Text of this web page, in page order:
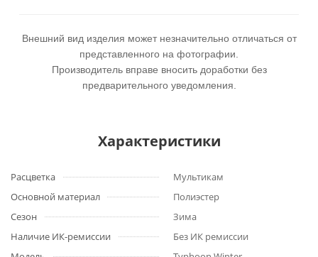
Внешний вид изделия может незначительно отличаться от
представленного на фотографии.
Производитель вправе вносить доработки без
предварительного уведомления.
Характеристики
Расцветка
Мультикам
Основной материал
Полиэстер
Сезон
Зима
Наличие ИК-ремиссии
Без ИК ремиссии